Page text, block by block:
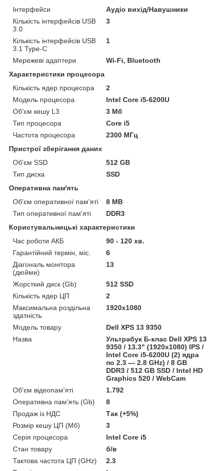
Інтерфейси
Аудіо вихід/Навушники
Кількість інтерфейсів USB
3.0
3
Кількість інтерфейсів USB
3.1 Type-C
1
Мережеві адаптери
Wi-Fi, Bluetooth
Характеристики процесора
Кількість ядер процесора
2
Модель процесора
Intel Core i5-6200U
Об'єм кешу L3
3 Мб
Тип процесора
Core i5
Частота процесора
2300 МГц
Пристрої зберігання даних
Об'єм SSD
512 GB
Тип диска
SSD
Оперативна пам'ять
Об'єм оперативної пам'яті
8 MB
Тип оперативної пам'яті
DDR3
Користувальницькі характеристики
Час роботи АКБ
90 - 120 хв.
Гарантійний термін, міс.
6
Діагональ монітора
(дюйми)
13
Жорсткий диск (Gb)
512 SSD
Кількість ядер ЦП
2
Максимальна роздільна
здатність
1920x1080
Модель товару
Dell XPS 13 9350
Назва
Ультрабук Б-клас Dell XPS 13
9350 / 13.3" (1920x1080) IPS /
Intel Core i5-6200U (2) ядра
по 2.3 — 2.8 GHz) / 8 GB
DDR3 / 512 GB SSD / Intel HD
Graphics 520 / WebCam
Об'єм відеопам'яті
1.792
Оперативна пам'ять (Gb)
8
Продаж із НДС
Так (+5%)
Розмір кешу ЦП (Мб)
3
Серія процесора
Intel Core i5
Стан товару
б/в
Тактова частота ЦП (GHz)
2.3